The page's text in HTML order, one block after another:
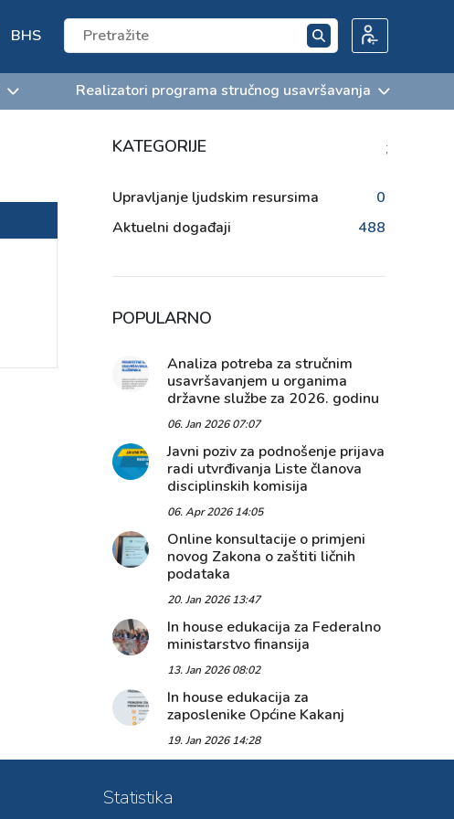
BHS
Realizatori programa stručnog usavršavanja
KATEGORIJE
Upravljanje ljudskim resursima
0
Aktuelni događaji
488
POPULARNO
Analiza potreba za stručnim
usavršavanjem u organima
državne službe za 2026. godinu
06. Jan 2026 07:07
Javni poziv za podnošenje prijava
radi utvrđivanja Liste članova
disciplinskih komisija
06. Apr 2026 14:05
Online konsultacije o primjeni
novog Zakona o zaštiti ličnih
podataka
20. Jan 2026 13:47
In house edukacija za Federalno
ministarstvo finansija
13. Jan 2026 08:02
In house edukacija za
zaposlenike Općine Kakanj
19. Jan 2026 14:28
;
Statistika